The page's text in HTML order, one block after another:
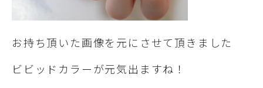
お持ち頂いた画像を元にさせて頂きました
ビビッドカラーが元気出ますね！